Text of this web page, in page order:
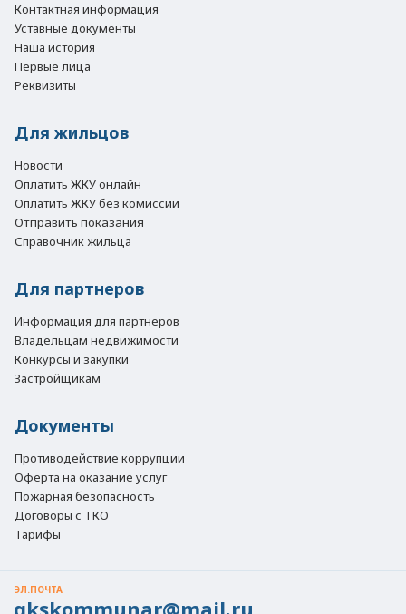
Контактная информация
Уставные документы
Наша история
Первые лица
Реквизиты
Для жильцов
Новости
Оплатить ЖКУ онлайн
Оплатить ЖКУ без комиссии
Отправить показания
Справочник жильца
Для партнеров
Информация для партнеров
Владельцам недвижимости
Конкурсы и закупки
Застройщикам
Документы
Противодействие коррупции
Оферта на оказание услуг
Пожарная безопасность
Договоры с ТКО
Тарифы
ЭЛ.ПОЧТА